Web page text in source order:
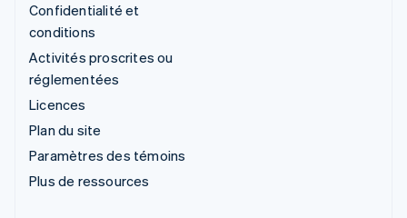
Confidentialité et
conditions
Activités proscrites ou
réglementées
Licences
Plan du site
Paramètres des témoins
Plus de ressources